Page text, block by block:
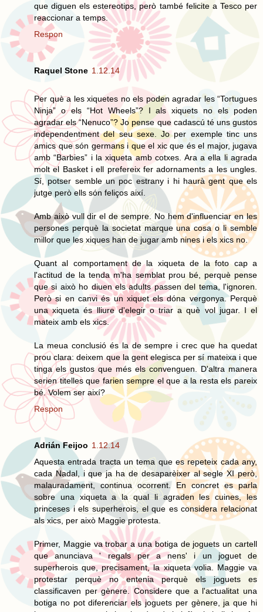
que diguen els estereotips, però també felicite a Tesco per
reaccionar a temps.
Respon
Raquel Stone 1.12.14
Per què a les xiquetes no els poden agradar les “Tortugues
Ninja” o els “Hot Wheels”? I als xiquets no els poden
agradar els “Nenuco”? Jo pense que cadascú té uns gustos
independentment del seu sexe. Jo per exemple tinc uns
amics que són germans i que el xic que és el major, jugava
amb “Barbies” i la xiqueta amb cotxes. Ara a ella li agrada
molt el Basket i ell prefereix fer adornaments a les ungles.
Sí, potser semble un poc estrany i hi haurà gent que els
jutge però ells són feliços així.
Amb això vull dir el de sempre. No hem d'influenciar en les
persones perquè la societat marque una cosa o li semble
millor que les xiques han de jugar amb nines i els xics no.
Quant al comportament de la xiqueta de la foto cap a
l'actitud de la tenda m'ha semblat prou bé, perquè pense
que si això ho diuen els adults passen del tema, l'ignoren.
Però si en canvi és un xiquet els dóna vergonya. Perquè
una xiqueta és lliure d'elegir o triar a què vol jugar. I el
mateix amb els xics.
La meua conclusió és la de sempre i crec que ha quedat
prou clara: deixem que la gent elegisca per sí mateixa i que
tinga els gustos que més els convenguen. D'altra manera
serien titelles que farien sempre el que a la resta els pareix
bé. Volem ser així?
Respon
Adrián Feijoo 1.12.14
Aquesta entrada tracta un tema que es repeteix cada any,
cada Nadal, i que ja ha de desaparèixer al segle XI però,
malauradament, continua ocorrent. En concret es parla
sobre una xiqueta a la qual li agraden les cuines, les
princeses i els superherois, el que es considera relacionat
als xics, per això Maggie protesta.
Primer, Maggie va trobar a una botiga de joguets un cartell
que anunciava ' regals per a nens' i un joguet de
superherois que, precisament, la xiqueta volia. Maggie va
protestar perquè no entenia perquè els joguets es
classificaven per gènere. Considere que a l'actualitat una
botiga no pot diferenciar els joguets per gènere, ja que hi